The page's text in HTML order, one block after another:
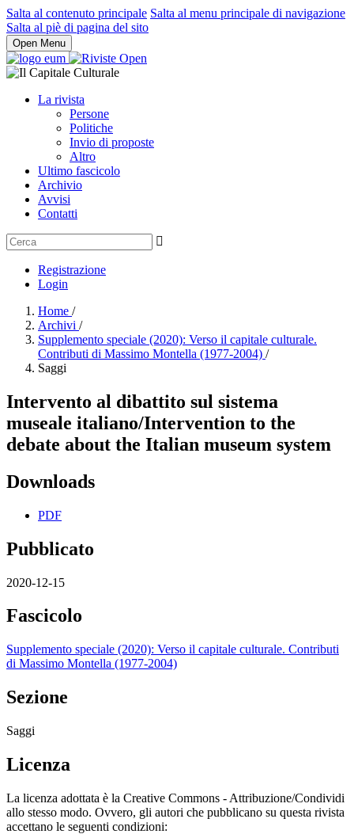
Salta al contenuto principale Salta al menu principale di navigazione
Salta al piè di pagina del sito
Open Menu
La rivista
Persone
Politiche
Invio di proposte
Altro
Ultimo fascicolo
Archivio
Avvisi
Contatti
Registrazione
Login
Home /
Archivi /
Supplemento speciale (2020): Verso il capitale culturale.
Contributi di Massimo Montella (1977-2004) /
Saggi
Intervento al dibattito sul sistema
museale italiano/Intervention to the
debate about the Italian museum system
Downloads
PDF
Pubblicato
2020-12-15
Fascicolo
Supplemento speciale (2020): Verso il capitale culturale. Contributi
di Massimo Montella (1977-2004)
Sezione
Saggi
Licenza
La licenza adottata è la Creative Commons - Attribuzione/Condividi
allo stesso modo. Ovvero, gli autori che pubblicano su questa rivista
accettano le seguenti condizioni: